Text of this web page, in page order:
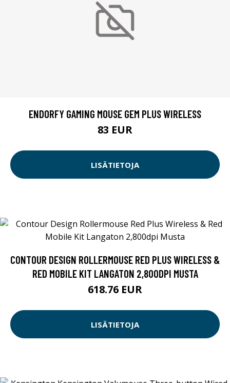
ENDORFY GAMING MOUSE GEM PLUS WIRELESS
83 EUR
LISÄTIETOJA
CONTOUR DESIGN ROLLERMOUSE RED PLUS WIRELESS &
RED MOBILE KIT LANGATON 2,800DPI MUSTA
618.76 EUR
LISÄTIETOJA